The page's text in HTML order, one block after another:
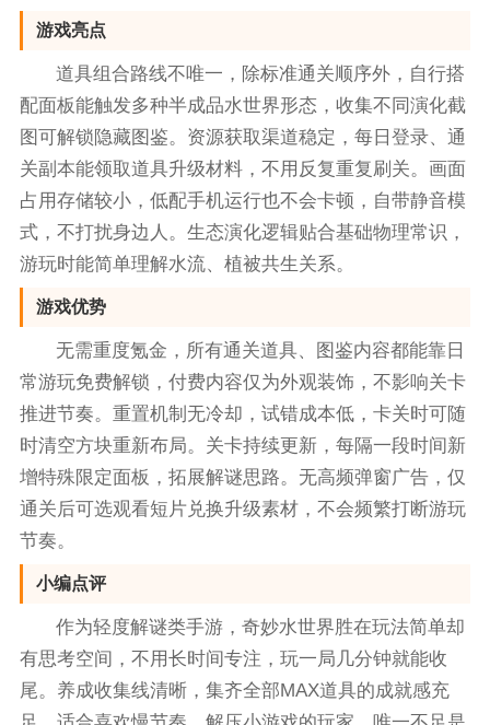
游戏亮点
道具组合路线不唯一，除标准通关顺序外，自行搭
配面板能触发多种半成品水世界形态，收集不同演化截
图可解锁隐藏图鉴。资源获取渠道稳定，每日登录、通
关副本能领取道具升级材料，不用反复重复刷关。画面
占用存储较小，低配手机运行也不会卡顿，自带静音模
式，不打扰身边人。生态演化逻辑贴合基础物理常识，
游玩时能简单理解水流、植被共生关系。
游戏优势
无需重度氪金，所有通关道具、图鉴内容都能靠日
常游玩免费解锁，付费内容仅为外观装饰，不影响关卡
推进节奏。重置机制无冷却，试错成本低，卡关时可随
时清空方块重新布局。关卡持续更新，每隔一段时间新
增特殊限定面板，拓展解谜思路。无高频弹窗广告，仅
通关后可选观看短片兑换升级素材，不会频繁打断游玩
节奏。
小编点评
作为轻度解谜类手游，奇妙水世界胜在玩法简单却
有思考空间，不用长时间专注，玩一局几分钟就能收
尾。养成收集线清晰，集齐全部MAX道具的成就感充